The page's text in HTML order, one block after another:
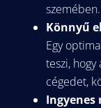
szemében.
Könnyű
Egy
teszi,
cégedet,
Ingyenes